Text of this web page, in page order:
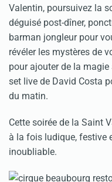
Valentin, poursuivez la
déguisé post-dîner,
barman jongleur pour
révéler les mystères de
pour ajouter de la
set live de David Costa
du matin.
Cette soirée de la Saint
à la fois ludique, festive
inoubliable.